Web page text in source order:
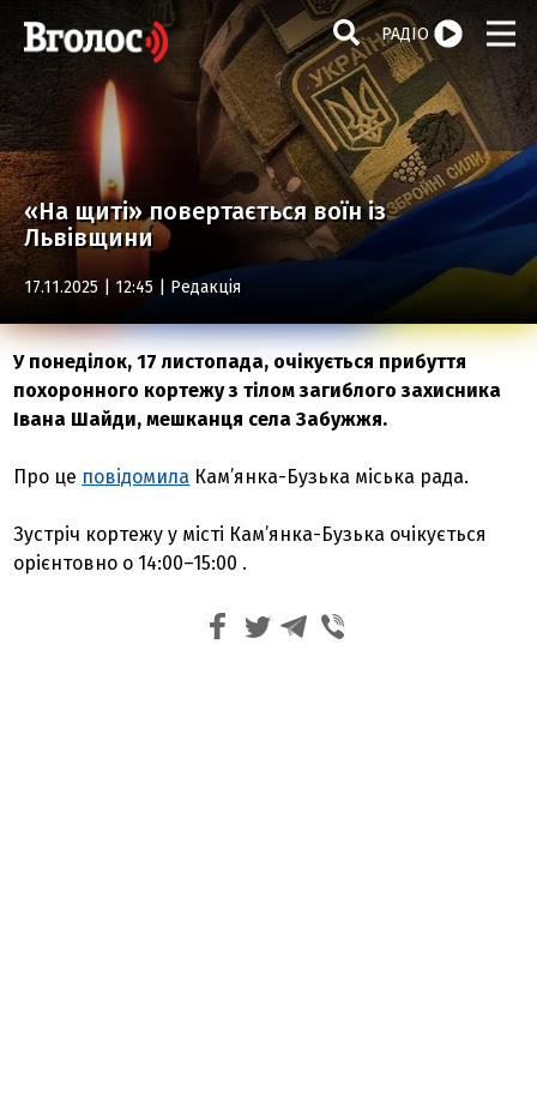
РАДІО
«На щиті» повертається воїн із
Львівщини
17.11.2025 | 12:45 | Редакція
У понеділок, 17 листопада, очікується прибуття
похоронного кортежу з тілом загиблого захисника
Івана Шайди, мешканця села Забужжя.
Про це повідомила Кам’янка-Бузька міська рада.
Зустріч кортежу у місті Кам’янка-Бузька очікується
орієнтовно о 14:00–15:00 .